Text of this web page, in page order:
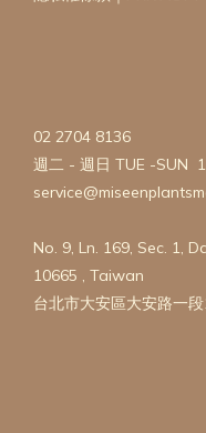
02 2704 8136
週二 - 週日 TUE -SUN
No. 9, Ln. 169, Sec. 1,
10665 , Taiwan
台北市大安區大安路一